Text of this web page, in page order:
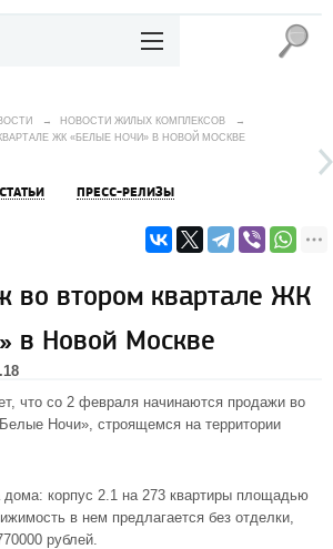
→ НОВОСТИ ЖИЛЫХ КОМПЛЕКСОВ
→
ЖК «БЕЛЫЕ НОЧИ» В НОВОЙ МОСКВЕ
СТАТЬИ ПРЕСС-РЕЛИЗЫ
во втором квартале ЖК
в Новой Москве
что со 2 февраля начинаются продажи во
Ночи», строящемся на территории
дома: корпус 2.1 на 273 квартиры площадью
в нем предлагается без отделки,
рублей.